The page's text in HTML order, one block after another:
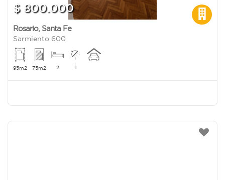
$ 800.000
Rosario, Santa Fe
Sarmiento 600
95m2 75m2 2 1